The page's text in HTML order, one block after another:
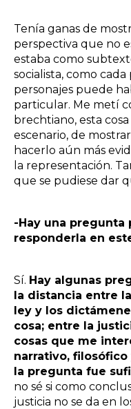
Tenía ganas de
perspectiva que no
estaba como
socialista, como
personajes puede
particular. Me metí
brechtiano, esta
escenario, de
hacerlo aún más
la representación.
que se pudiese dar
-Hay una pregunta
responderla en
Sí. Hay algunas
la distancia entre
ley y los
cosa; entre la
cosas que me
narrativo,
la pregunta fue
no sé si como
justicia no se da en